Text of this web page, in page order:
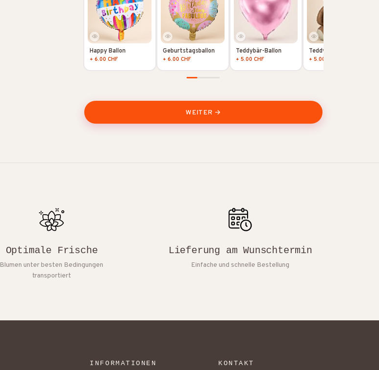
Happy Ballon
+ 6.00 CHF
Geburtstagsballon
+ 6.00 CHF
Teddybär-Ballon
+ 5.00 CHF
Teddybär-Ballon
+ 5.00 CHF
WEITER →
Optimale Frische
Blumen unter besten Bedingungen
transportiert
Lieferung am Wunschtermin
Einfache und schnelle Bestellung
INFORMATIONEN KONTAKT